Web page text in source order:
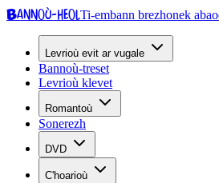
Bannoù-heolTi-embann brezhonek
Levrioù evit ar vugale
Bannoù-treset
Levrioù klevet
Romantoù
Sonerezh
DVD
C'hoarioù